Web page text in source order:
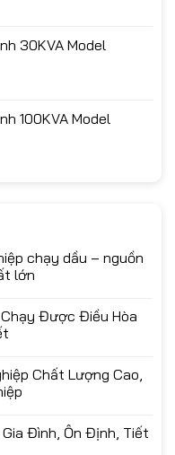
30KVA Model
100KVA Model
chạy dầu – nguồn
lớn
Được Điều Hòa
Chất Lượng Cao,
Đình, Ổn Định, Tiết